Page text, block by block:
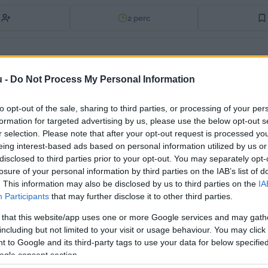
- Do Not Process My Personal Information
opt-out of the sale, sharing to third parties, or processing of your
for targeted advertising by us, please use the below opt-out
selection. Please note that after your opt-out request is processed
interest-based ads based on personal information utilized by us
to third parties prior to your opt-out. You may separately
of your personal information by third parties on the IAB’s list of
This information may also be disclosed by us to third parties on the
Participants that may further disclose it to other third parties.
that this website/app uses one or more Google services and may
but not limited to your visit or usage behaviour. You may
to Google and its third-party tags to use your data for below
consent section.
2 perc
keddenként hidakat foglalnak Budapesten
országgyűlési képviselő újabb tüntetési
politikai megrendelésre –
el a kínai típusú megfigyelő államot” – ezzel az
tiltakozik, s minden alkalmat megragad arra,
a nyilvánosságot, hogy a Kúria „saját magát
zagyva indokokkal, politikai megrendelésre